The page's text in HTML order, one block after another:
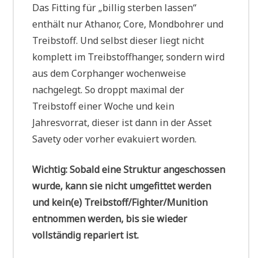
Das Fitting für „billig sterben lassen“
enthält nur Athanor, Core, Mondbohrer und
Treibstoff. Und selbst dieser liegt nicht
komplett im Treibstoffhanger, sondern wird
aus dem Corphanger wochenweise
nachgelegt. So droppt maximal der
Treibstoff einer Woche und kein
Jahresvorrat, dieser ist dann in der Asset
Savety oder vorher evakuiert worden.
Wichtig: Sobald eine Struktur angeschossen
wurde, kann sie nicht umgefittet werden
und kein(e) Treibstoff/Fighter/Munition
entnommen werden, bis sie wieder
vollständig repariert ist.